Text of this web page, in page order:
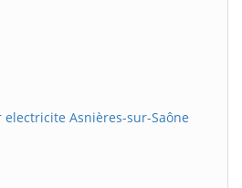
Asnières-sur-Saône